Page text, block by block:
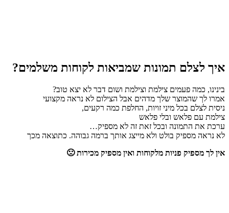
איך לצלם תמונות שמביאות לקוחות משלמים?
בינינו, כמה פעמים צילמת וצילמת ושום דבר לא יצא טוב?
אמרו לך שהמוצר שלך מדהים אבל הצילום לא נראה מקצועי
ניסית לצלם בכל מיני זויות, החלפת כמה רקעים,
צילמת עם פלאש ובלי פלאש
ערכת את התמונה ובכל זאת זה לא מספיק…
לא נראה מספיק בולט ולא מייצג אותך ברמה גבוהה. כתוצאה מכך
אין לך מספיק פניות מלקוחות ואין מספיק מכירות 🙁